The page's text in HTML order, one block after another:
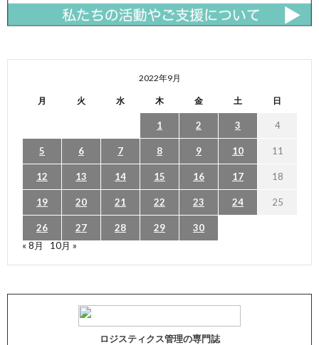
2022年9月
月 火 水 木 金 土 日
1 2 3 4
5 6 7 8 9 10 11
12 13 14 15 16 17 18
19 20 21 22 23 24 25
26 27 28 29
30
« 8月
10月 »
ロジスティクス管理の専門誌